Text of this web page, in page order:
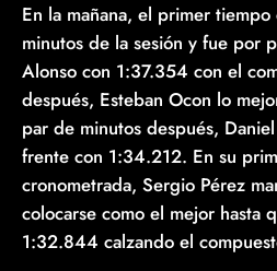
En la mañana, el primer
minutos de la sesión y fue por
Alonso con 1:37.354 con el
después, Esteban Ocon lo
par de minutos después,
frente con 1:34.212. En su
cronometrada, Sergio Pérez
colocarse como el mejor hasta
1:32.844 calzando el